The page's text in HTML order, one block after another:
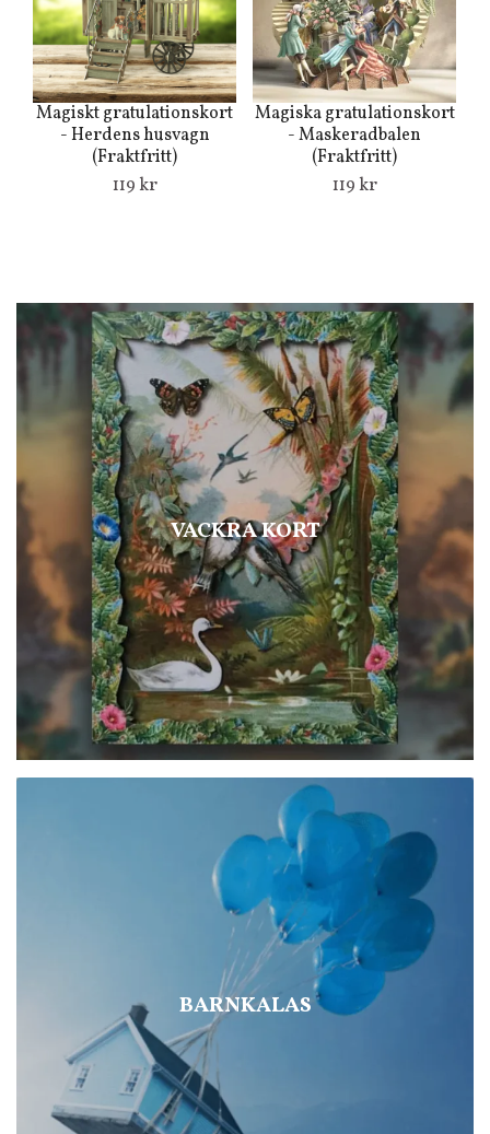
VACKRA KORT
BARNKALAS
Magiskt gratulationskort
- Herdens husvagn
(Fraktfritt)
119 kr
Magiska gratulationskort
- Maskeradbalen
(Fraktfritt)
119 kr